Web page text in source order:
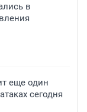
в
еще один
сегодня